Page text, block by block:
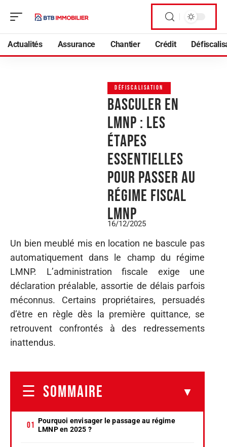
Actualités Assurance Chantier Crédit
DÉFISCALISATION
Basculer en
LMNP : les
étapes
essentielles
pour passer au
régime fiscal
LMNP
16/12/2025
Un bien meublé mis en location ne bascule pas
automatiquement dans le champ du régime
LMNP. L’administration fiscale exige une
déclaration préalable, assortie de délais parfois
méconnus. Certains propriétaires, persuadés
d’être en règle dès la première quittance, se
retrouvent confrontés à des redressements
inattendus.
SOMMAIRE
Pourquoi envisager le passage au régime
LMNP en 2025 ?